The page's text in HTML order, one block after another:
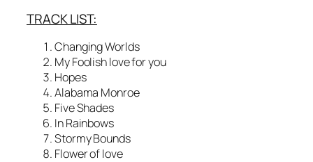
TRACK LIST:
Changing Worlds
My Foolish love for you
Hopes
Alabama Monroe
Five Shades
In Rainbows
Stormy Bounds
Flower of love